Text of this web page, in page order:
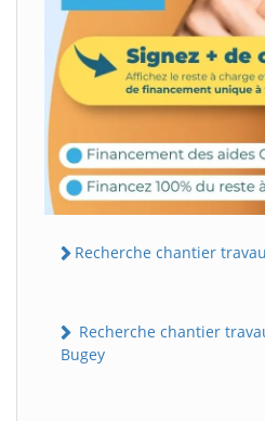
Recherche chantier
Recherche chantier
Bugey